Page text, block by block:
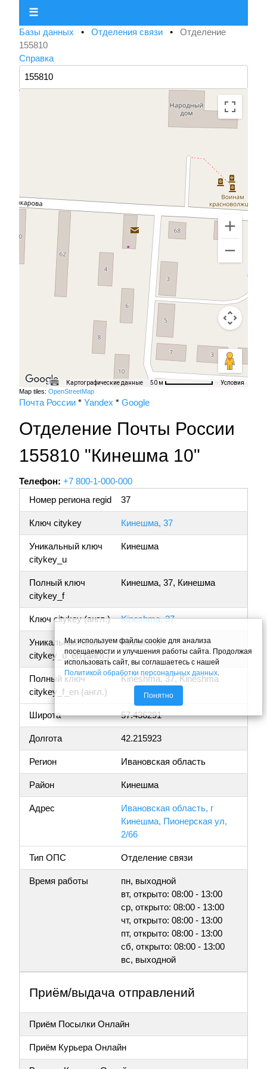
☰
Базы данных • Отделения связи • Отделение
155810
Справка
Картографические данные 50 м Условия
Map tiles: OpenStreetMap
Почта России * Yandex * Google
Отделение Почты России
155810 "Кинешма 10"
Телефон: +7 800-1-000-000
Номер региона regid
37
Ключ citykey Кинешма, 37
Уникальный ключ
citykey_u
Кинешма
Полный ключ
citykey_f
Кинешма, 37, Кинешма
Ключ citykey (англ.) Kineshma, 37
Уникальный ключ
citykey_u_en (англ.)
Kineshma
Полный ключ
citykey_f_en (англ.)
Kineshma, 37, Kineshma
Широта 57.436291
Долгота 42.215923
Регион Ивановская область
Район Кинешма
Адрес
Ивановская область, г
Кинешма, Пионерская ул,
2/66
Тип ОПС Отделение связи
Время работы
пн, выходной
вт, открыто: 08:00 - 13:00
ср, открыто: 08:00 - 13:00
чт, открыто: 08:00 - 13:00
пт, открыто: 08:00 - 13:00
сб, открыто: 08:00 - 13:00
вс, выходной
Приём/выдача отправлений
Приём Посылки Онлайн
Приём Курьера Онлайн
Мы используем файлы cookie для анализа
посещаемости и улучшения работы сайта. Продолжая
использовать сайт, вы соглашаетесь с нашей
Политикой обработки персональных данных
Понятно